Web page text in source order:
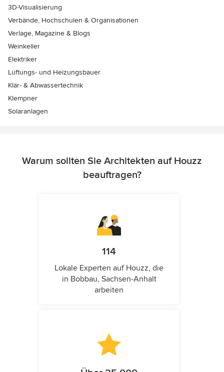
3D-Visualisierung
Verbände, Hochschulen & Organisationen
Verlage, Magazine & Blogs
Weinkeller
Elektriker
Lüftungs- und Heizungsbauer
Klär- & Abwassertechnik
Klempner
Solaranlagen
Warum sollten Sie Architekten auf Houzz
beauftragen?
114
Lokale Experten auf Houzz, die
in Bobbau, Sachsen-Anhalt
arbeiten